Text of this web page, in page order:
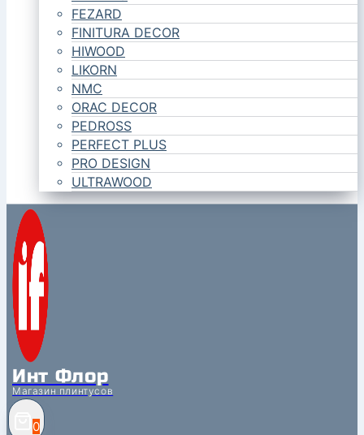
FEZARD
FINITURA DECOR
HIWOOD
LIKORN
NMC
ORAC DECOR
PEDROSS
PERFECT PLUS
PRO DESIGN
ULTRAWOOD
Инт Флор
Магазин плинтусов
0